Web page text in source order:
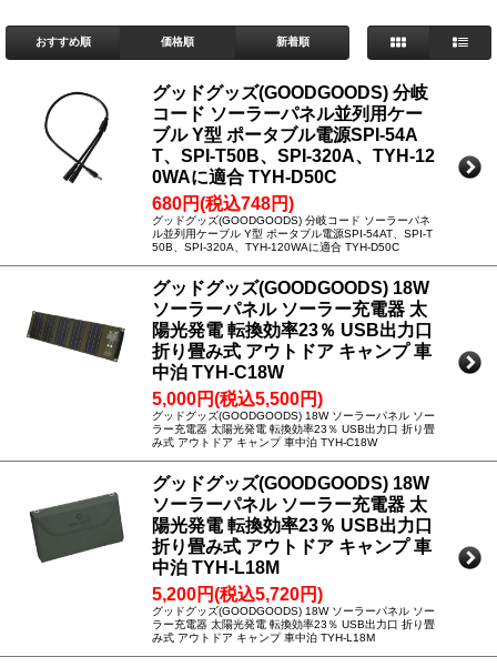
おすすめ順 価格順 新着順
グッドグッズ(GOODGOODS) 分岐
コード ソーラーパネル並列用ケー
ブル Y型 ポータブル電源SPI-54A
T、SPI-T50B、SPI-320A、TYH-12
0WAに適合 TYH-D50C
680円(税込748円)
グッドグッズ(GOODGOODS) 分岐コード ソーラーパネ
ル並列用ケーブル Y型 ポータブル電源SPI-54AT、SPI-T
50B、SPI-320A、TYH-120WAに適合 TYH-D50C
グッドグッズ(GOODGOODS) 18W
ソーラーパネル ソーラー充電器 太
陽光発電 転換効率23％ USB出力口
折り畳み式 アウトドア キャンプ 車
中泊 TYH-C18W
5,000円(税込5,500円)
グッドグッズ(GOODGOODS) 18W ソーラーパネル ソー
ラー充電器 太陽光発電 転換効率23％ USB出力口 折り畳
み式 アウトドア キャンプ 車中泊 TYH-C18W
グッドグッズ(GOODGOODS) 18W
ソーラーパネル ソーラー充電器 太
陽光発電 転換効率23％ USB出力口
折り畳み式 アウトドア キャンプ 車
中泊 TYH-L18M
5,200円(税込5,720円)
グッドグッズ(GOODGOODS) 18W ソーラーパネル ソー
ラー充電器 太陽光発電 転換効率23％ USB出力口 折り畳
み式 アウトドア キャンプ 車中泊 TYH-L18M